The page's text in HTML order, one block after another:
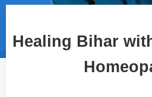
Healing Bihar